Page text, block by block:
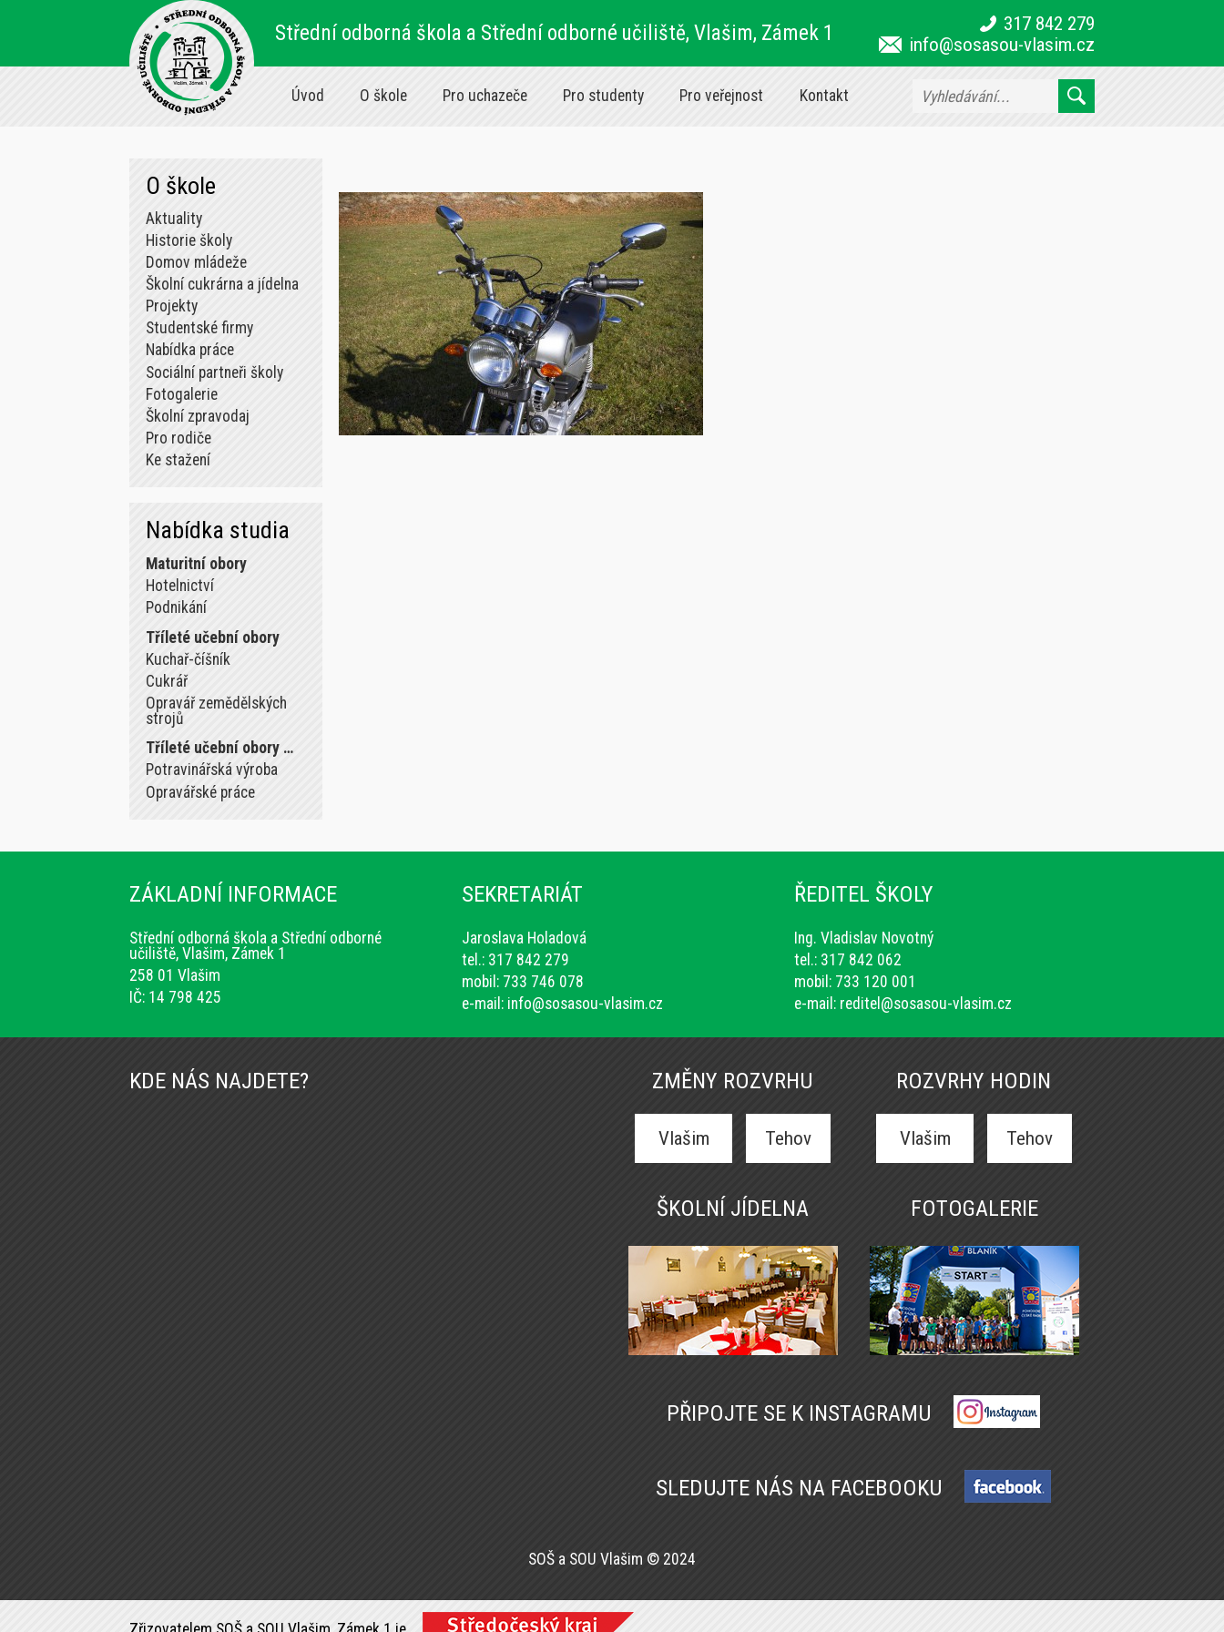
Střední odborná škola a Střední odborné učiliště, Vlašim, Zámek 1
317 842 279
info@sosasou-vlasim.cz
Úvod O škole Pro uchazeče Pro studenty Pro veřejnost Kontakt
O škole
Aktuality
Historie školy
Domov mládeže
Školní cukrárna a jídelna
Projekty
Studentské firmy
Nabídka práce
Sociální partneři školy
Fotogalerie
Školní zpravodaj
Pro rodiče
Ke stažení
Nabídka studia
Maturitní obory
Hotelnictví
Podnikání
Tříleté učební obory
Kuchař-číšník
Cukrář
Opravář zemědělských
strojů
Tříleté učební obory …
Potravinářská výroba
Opravářské práce
ZÁKLADNÍ INFORMACE
Střední odborná škola a Střední odborné
učiliště, Vlašim, Zámek 1
258 01 Vlašim
IČ: 14 798 425
SEKRETARIÁT
Jaroslava Holadová
tel.: 317 842 279
mobil: 733 746 078
e-mail: info@sosasou-vlasim.cz
ŘEDITEL ŠKOLY
Ing. Vladislav Novotný
tel.: 317 842 062
mobil: 733 120 001
e-mail: reditel@sosasou-vlasim.cz
KDE NÁS NAJDETE? ZMĚNY ROZVRHU
Vlašim Tehov
ROZVRHY HODIN
Vlašim Tehov
ŠKOLNÍ JÍDELNA FOTOGALERIE
PŘIPOJTE SE K INSTAGRAMU
SLEDUJTE NÁS NA FACEBOOKU
SOŠ a SOU Vlašim © 2024